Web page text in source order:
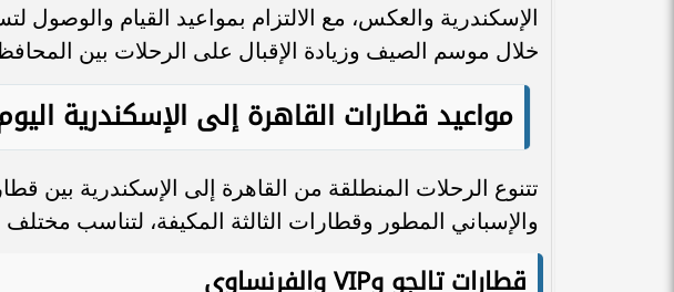
الإسكندرية والعكس، مع الالتزام بمواعيد القيام
خلال موسم الصيف وزيادة الإقبال على الرحلات بين
مواعيد قطارات القاهرة إلى الإسكندرية
والإسباني المطور وقطارات الثالثة المكيفة، لتناسب
قطارات تالجو وVIP والفرنساوي